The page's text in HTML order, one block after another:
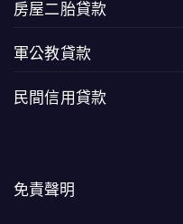
房屋二胎貸款
軍公教貸款
民間信用貸款
免責聲明